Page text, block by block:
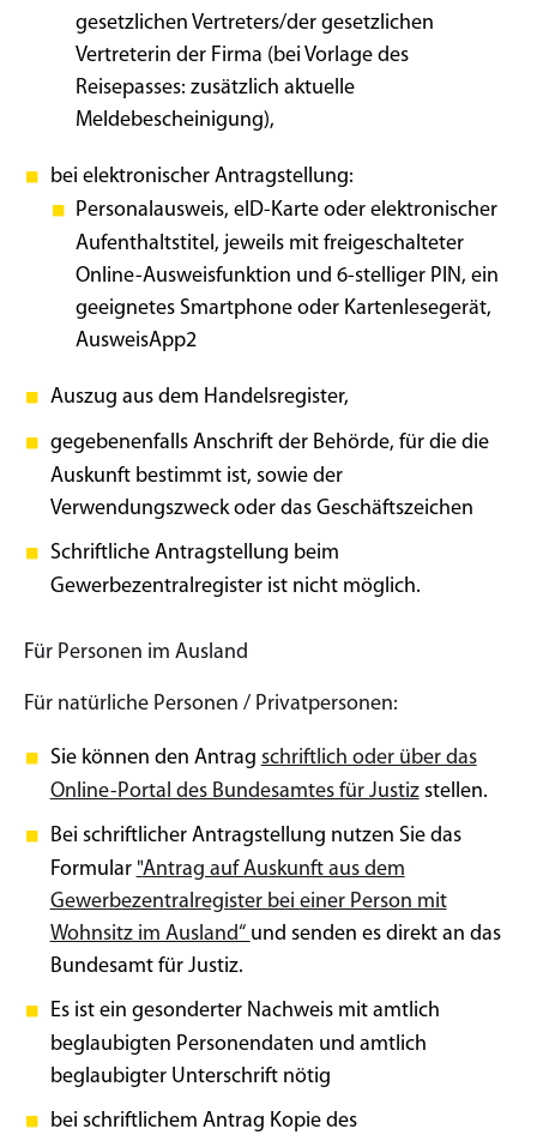
gesetzlichen Vertreters/der gesetzlichen
Vertreterin der Firma (bei Vorlage des
Reisepasses: zusätzlich aktuelle
Meldebescheinigung),
bei elektronischer Antragstellung:
Personalausweis, eID-Karte oder elektronischer
Aufenthaltstitel, jeweils mit freigeschalteter
Online-Ausweisfunktion und 6-stelliger PIN, ein
geeignetes Smartphone oder Kartenlesegerät,
AusweisApp2
Auszug aus dem Handelsregister,
gegebenenfalls Anschrift der Behörde, für die die
Auskunft bestimmt ist, sowie der
Verwendungszweck oder das Geschäftszeichen
Schriftliche Antragstellung beim
Gewerbezentralregister ist nicht möglich.
Für Personen im Ausland
Für natürliche Personen / Privatpersonen:
Sie können den Antrag schriftlich oder über das
Online-Portal des Bundesamtes für Justizstellen.
Bei schriftlicher Antragstellung nutzen Sie das
Formular "Antrag auf Auskunft aus dem
Gewerbezentralregister bei einer Person mit
Wohnsitz im Ausland“ und senden es direkt an das
Bundesamt für Justiz.
Es ist ein gesonderter Nachweis mit amtlich
beglaubigten Personendaten und amtlich
beglaubigter Unterschrift nötig
bei schriftlichem Antrag Kopie des